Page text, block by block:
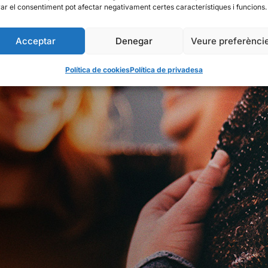
el consentiment pot afectar negativament certes característiques i funcions.
Acceptar Denegar Veure
Política de cookiesPolítica de privadesa